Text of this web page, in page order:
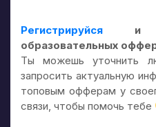
Регистрируйся и
образовательных
Ты можешь уточнить
запросить актуальную
топовым офферам у
связи, чтобы помочь тебе